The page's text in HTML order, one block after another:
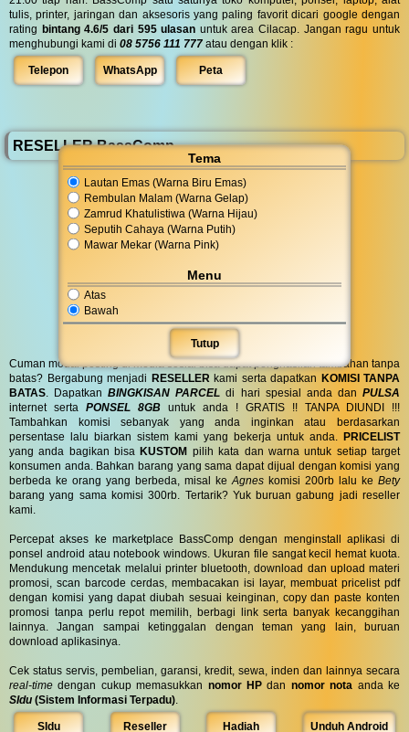
Tema
Lautan Emas (Warna Biru Emas)
Rembulan Malam (Warna Gelap)
Zamrud Khatulistiwa (Warna Hijau)
Seputih Cahaya (Warna Putih)
Mawar Mekar (Warna Pink)
Menu
Atas
Bawah
Tutup
tulis, printer, jaringan dan aksesoris yang paling favorit dicari google dengan
rating bintang 4.6/5 dari 595 ulasan untuk area Cilacap. Jangan ragu untuk
menghubungi kami di 08 5756 111 777 atau dengan klik :
Telepon WhatsApp Peta
RESELLER BassComp
Cuman modal posting di media sosial bisa dapat penghasilan tambahan tanpa
batas? Bergabung menjadi RESELLER kami serta dapatkan KOMISI TANPA
BATAS . DapatkanBINGKISAN PARCEL di hari spesial anda danPULSA
internet serta PONSEL 8GB untuk anda ! GRATIS !! TANPA DIUNDI !!!
Tambahkan komisi sebanyak yang anda inginkan atau berdasarkan
persentase lalu biarkan sistem kami yang bekerja untuk anda. PRICELIST
yang anda bagikan bisaKUSTOM pilih kata dan warna untuk setiap target
konsumen anda. Bahkan barang yang sama dapat dijual dengan komisi yang
berbeda ke orang yang berbeda, misal ke Agnes komisi 200rb lalu ke Bety
barang yang sama komisi 300rb. Tertarik? Yuk buruan gabung jadi reseller
kami.
Percepat akses ke marketplace BassComp dengan menginstall aplikasi di
ponsel android atau notebook windows. Ukuran file sangat kecil hemat kuota.
Mendukung mencetak melalui printer bluetooth, download dan upload materi
promosi, scan barcode cerdas, membacakan isi layar, membuat pricelist pdf
dengan komisi yang dapat diubah sesuai keinginan, copy dan paste konten
promosi tanpa perlu repot memilih, berbagi link serta banyak kecanggihan
lainnya. Jangan sampai ketinggalan dengan teman yang lain, buruan
download aplikasinya.
Cek status servis, pembelian, garansi, kredit, sewa, inden dan lainnya secara
real-time dengan cukup memasukkan nomor HP dan nomor nota anda ke
SIdu (Sistem Informasi Terpadu)
SIdu Reseller Hadiah Unduh Android